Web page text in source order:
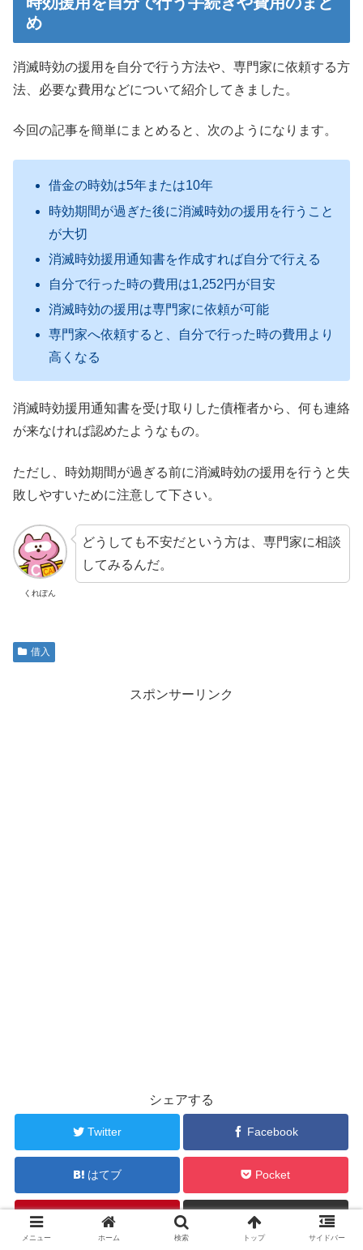
め
消滅時効の援用を自分で行う方法や、専門家に依頼する方
法、必要な費用などについて紹介してきました。
今回の記事を簡単にまとめると、次のようになります。
借金の時効は5年または10年
時効期間が過ぎた後に消滅時効の援用を行うこと
が大切
消滅時効援用通知書を作成すれば自分で行える
自分で行った時の費用は1,252円が目安
消滅時効の援用は専門家に依頼が可能
専門家へ依頼すると、自分で行った時の費用より
高くなる
消滅時効援用通知書を受け取りした債権者から、何も連絡
が来なければ認めたようなもの。
ただし、時効期間が過ぎる前に消滅時効の援用を行うと失
敗しやすいために注意して下さい。
くれぽん
どうしても不安だという方は、専門家に相談
してみるんだ。
借入
スポンサーリンク
シェアする
Twitter Facebook
はてブ Pocket
Pinterest コピー
メニュー ホーム 検索 トップ サイドバー